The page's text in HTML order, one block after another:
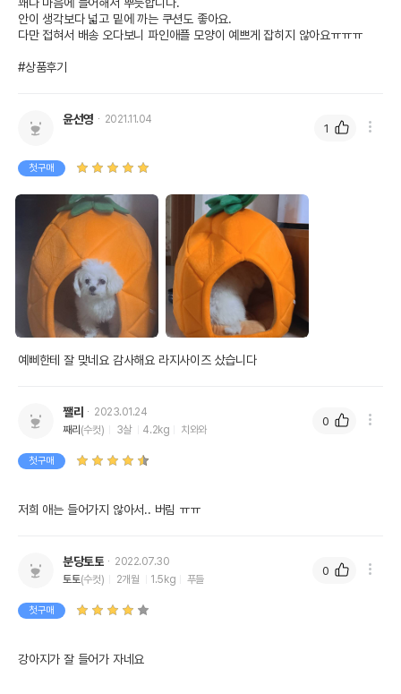
안이 생각보다 넓고 밑에 까는 쿠션도 좋아요.
다만 접혀서 배송 오다보니 파인애플 모양이 예쁘게 잡히지 않아요ㅠㅠㅠ
#상품후기
윤선영 2021.11.04
첫구매
예삐한테 잘 맞네요 감사해요 라지사이즈 샀습니다
1
쨀리
2023.01.24
째리 (수컷) 3살 4.2kg 치와와
첫구매
저희 애는 들어가지 않아서.. 버림 ㅠㅠ
0
분당토토
2022.07.30
토토(수컷) 2개월 1.5kg 푸들
첫구매
강아지가 잘 들어가 자네요
0